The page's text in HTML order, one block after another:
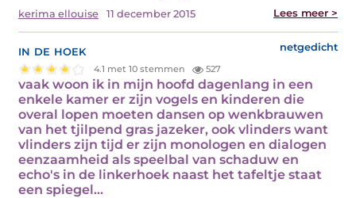
kerima ellouise 11 december 2015 Lees meer >
in de hoek netgedicht
4.1 met 10 stemmen 527
vaak woon ik in mijn hoofd dagenlang in een
enkele kamer er zijn vogels en kinderen die
overal lopen moeten dansen op wenkbrauwen
van het tjilpend gras jazeker, ook vlinders want
vlinders zijn tijd er zijn monologen en dialogen
eenzaamheid als speelbal van schaduw en
echo's in de linkerhoek naast het tafeltje staat
een spiegel…